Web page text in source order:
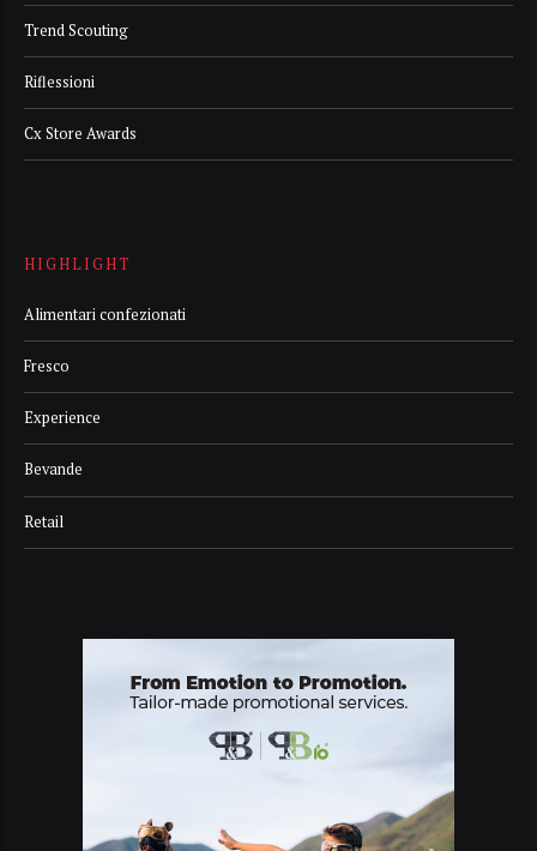
Trend Scouting
Riflessioni
Cx Store Awards
HIGHLIGHT
Alimentari confezionati
Fresco
Experience
Bevande
Retail